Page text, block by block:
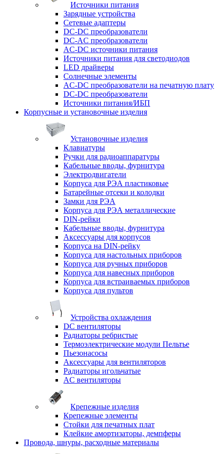
Источники питания
Зарядные устройства
Сетевые адаптеры
DC-DC преобразователи
DC-AC преобразователи
AC-DC источники питания
Источники питания для светодиодов
LED драйверы
Солнечные элементы
AC-DC преобразователи на печатную плату
DC-DC преобразователи
Источники питания/ИБП
Корпусные и установочные изделия
Установочные изделия
Клавиатуры
Ручки для радиоаппаратуры
Кабельные вводы, фурнитура
Электродвигатели
Корпуса для РЭА пластиковые
Батарейные отсеки и колодки
Замки для РЭА
Корпуса для РЭА металлические
DIN-рейки
Кабельные вводы, фурнитура
Аксессуары для корпусов
Корпуса на DIN-рейку
Корпуса для настольных приборов
Корпуса для ручных приборов
Корпуса для навесных приборов
Корпуса для встраиваемых приборов
Корпуса для пультов
Устройства охлаждения
DC вентиляторы
Радиаторы ребристые
Термоэлектрические модули Пельтье
Пьезонасосы
Аксессуары для вентиляторов
Радиаторы игольчатые
AC вентиляторы
Крепежные изделия
Крепежные элементы
Стойки для печатных плат
Клейкие амортизаторы, демпферы
Провода, шнуры, расходные материалы